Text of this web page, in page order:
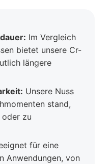
Im Vergleich
bietet unsere Cr-
längere
Unsere Nuss
stand,
zu
für eine
Anwendungen, von